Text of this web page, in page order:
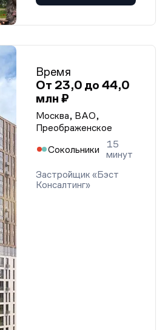
Время
От 23,0 до 44,0
млн ₽
Москва, ВАО,
Преображенское
Сокольники
15
минут
Застройщик «Бэст
Консалтинг»